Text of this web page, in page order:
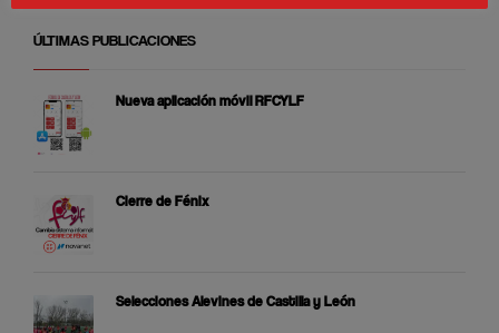
ÚLTIMAS PUBLICACIONES
Nueva aplicación móvil RFCYLF
Cierre de Fénix
Selecciones Alevines de Castilla y León